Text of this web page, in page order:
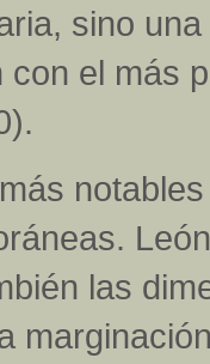
sino
con el más
las